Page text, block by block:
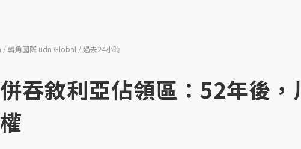
轉角國際 udn Global 過去24小時
併吞敘利亞佔領區：52年後
權